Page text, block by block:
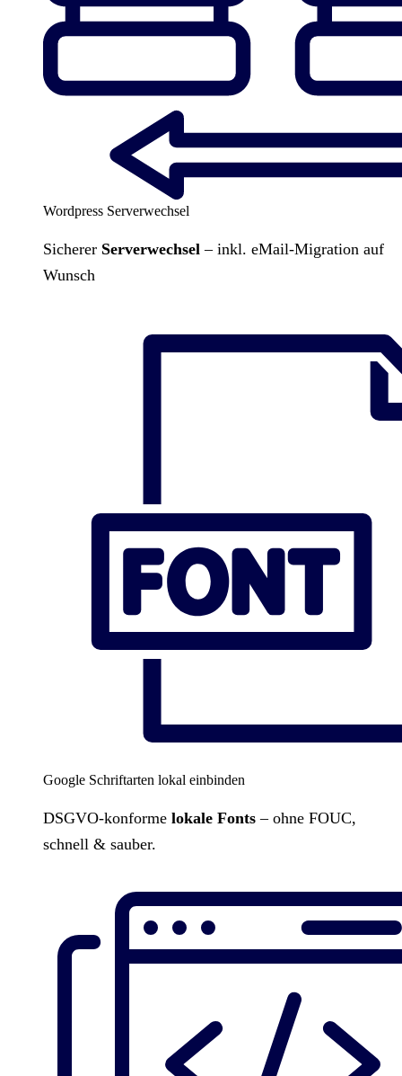
Wordpress Serverwechsel
Sicherer Serverwechsel – inkl. eMail-Migration auf
Wunsch
Google Schriftarten lokal einbinden
DSGVO-konforme lokale Fonts – ohne FOUC,
schnell & sauber.